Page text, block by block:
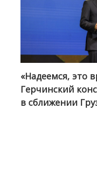
«Надеемся, это
Герчинский
в сближении